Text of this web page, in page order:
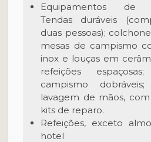
Equipamentos de
Tendas duráveis
duas pessoas);
mesas de campismo
inox e louças em
refeições
campismo
lavagem de mãos,
kits de reparo.
Refeições, exceto
hotel